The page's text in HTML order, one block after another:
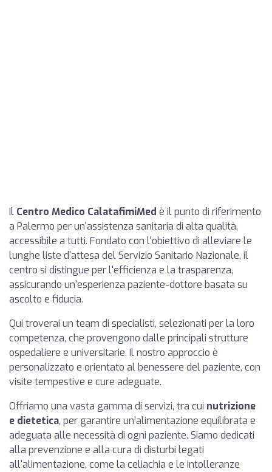
Il Centro Medico CalatafimiMed è il punto di riferimento
a Palermo per un'assistenza sanitaria di alta qualità,
accessibile a tutti. Fondato con l'obiettivo di alleviare le
lunghe liste d'attesa del Servizio Sanitario Nazionale, il
centro si distingue per l'efficienza e la trasparenza,
assicurando un'esperienza paziente-dottore basata su
ascolto e fiducia.
Qui troverai un team di specialisti, selezionati per la loro
competenza, che provengono dalle principali strutture
ospedaliere e universitarie. Il nostro approccio è
personalizzato e orientato al benessere del paziente, con
visite tempestive e cure adeguate.
Offriamo una vasta gamma di servizi, tra cui nutrizione
e dietetica, per garantire un'alimentazione equilibrata e
adeguata alle necessità di ogni paziente. Siamo dedicati
alla prevenzione e alla cura di disturbi legati
all'alimentazione, come la celiachia e le intolleranze